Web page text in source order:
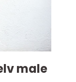
male